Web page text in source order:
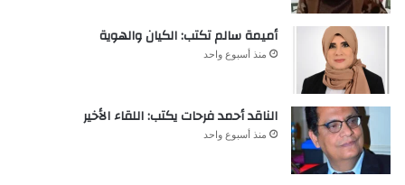
أميمة سالم تكتب: الكيان والهوية
منذ أسبوع واحد
الناقد أحمد فرحات يكتب: اللقاء الأخير
منذ أسبوع واحد